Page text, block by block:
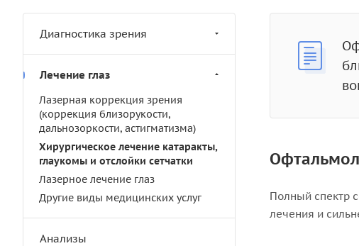
Полный спектр
лечения и
Диагностика зрения
Лечение глаз
Лазерная коррекция зрения
(коррекция близорукости,
дальнозоркости, астигматизма)
Хирургическое лечение катаракты,
глаукомы и отслойки сетчатки
Лазерное лечение глаз
Другие виды медицинских услуг
Анализы